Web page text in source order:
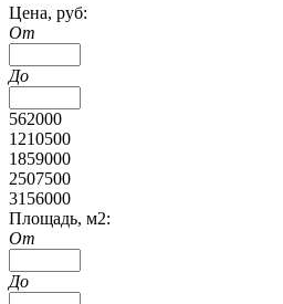
Цена, руб:
От
До
562000
1210500
1859000
2507500
3156000
Площадь, м2:
От
До